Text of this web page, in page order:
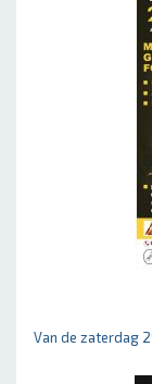
Van de zaterdag